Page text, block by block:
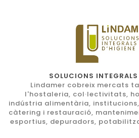
SOLUCIONS
Lindamer cobreix mercats
l'hostaleria, col·lectivitats,
indústria alimentària,
càtering i restauració,
esportius, depuradors,